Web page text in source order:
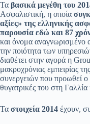
Τα βασικά μεγέθη του
Ασφαλιστική, η οποία
αξίες» της ελληνικής
παρουσία εδώ και 87
και όνομα αναγνωρισμένο
την ποιότητα των
διαθέτει στην αγορά η
μακροχρόνιας εμπειρίας
συνεργειών που προωθεί
θυγατρικές του στη
Τα στοιχεία 2014 έχουν,